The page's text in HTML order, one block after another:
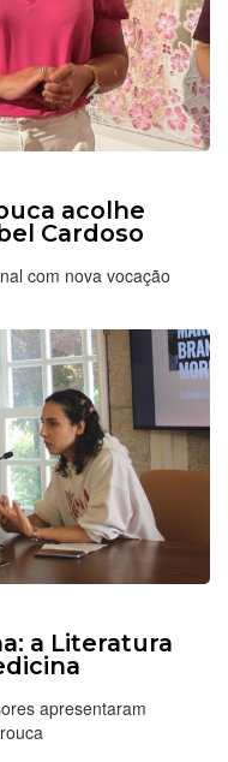
acolhe
Cardoso
com nova vocação
a Literatura
apresentaram